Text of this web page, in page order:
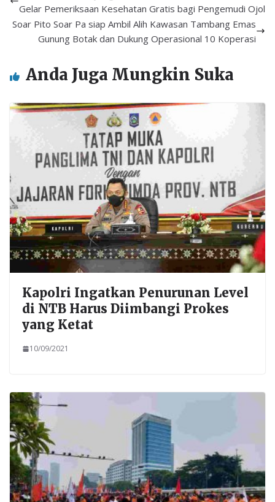
Gelar Pemeriksaan Kesehatan Gratis bagi Pengemudi Ojol
Soar Pito Soar Pa siap Ambil Alih Kawasan Tambang Emas
Gunung Botak dan Dukung Operasional 10 Koperasi
Anda Juga Mungkin Suka
Kapolri Ingatkan Penurunan Level
di NTB Harus Diimbangi Prokes
yang Ketat
10/09/2021